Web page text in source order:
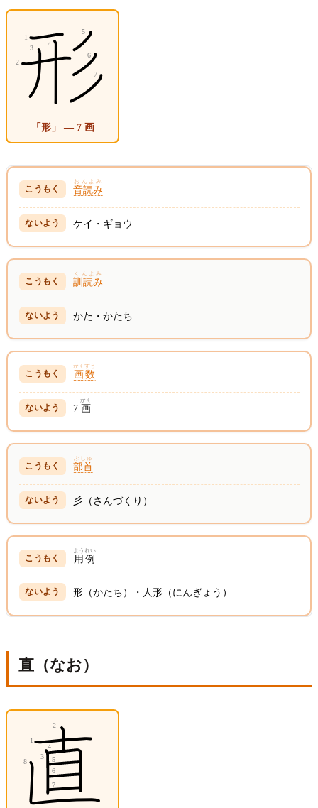
「形」 — 7 画
音読み
おんよみ
ケイ・ギョウ
訓読み
くんよみ
かた・かたち
画数
かくすう
7 画
かく
部首
ぶしゅ
彡（さんづくり）
用例
ようれい
形（かたち）・人形（にんぎょう）
直（なお）